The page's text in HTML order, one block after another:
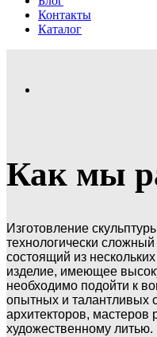
Контакты
Каталог
Как мы
Изготовление
технологически
состоящий из
изделие, имеющее
необходимо подойти к
опытных и талантливых
архитекторов,
художественному литью.